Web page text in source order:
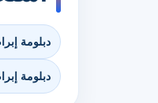
دبلومة
دبلومة